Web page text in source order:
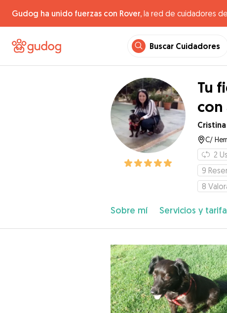
Gudog ha unido fuerzas con Rover, la red de cuidadores
Buscar Cuidadores
Tu
con
Cristina
C/
2
9
8
Sobre mí Servicios y